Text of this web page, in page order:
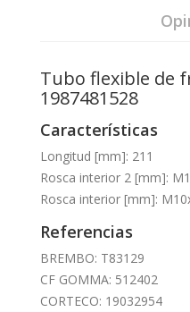
Tubo flexible de
1987481528
Características
Longitud [mm]: 211
Rosca interior 2 [mm]:
Rosca interior [mm]:
Referencias
BREMBO: T83129
CF GOMMA: 512402
CORTECO: 19032954